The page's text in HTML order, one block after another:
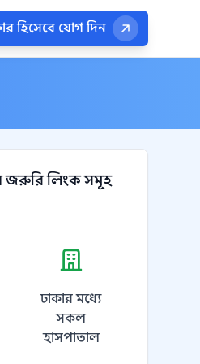
হিসেবে যোগ দিন
জরুরি লিংক সমূহ
ঢাকার মধ্যে
সকল
হাসপাতাল